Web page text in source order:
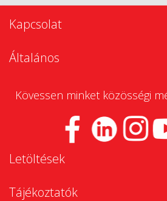
Kapcsolat
Általános
Kövessen minket közösségi
Letöltések
Tájékoztatók